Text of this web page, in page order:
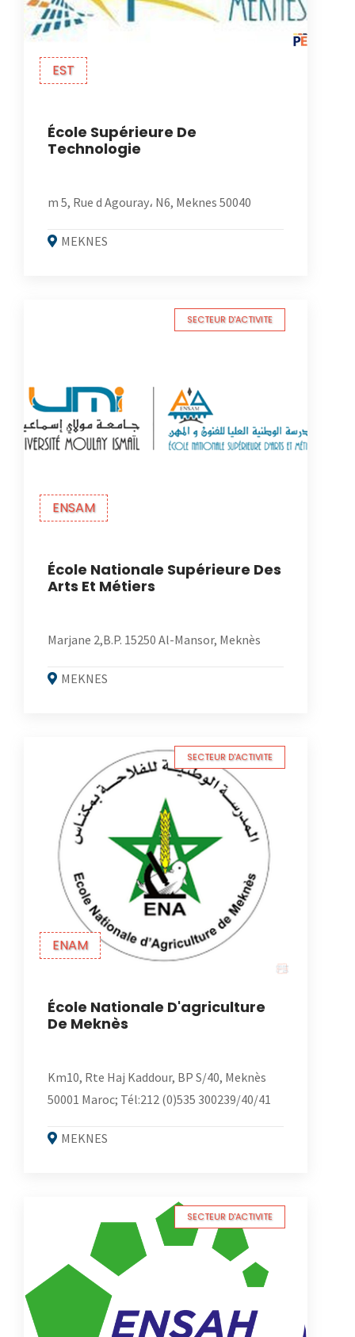
EST
École Supérieure De
Technologie
m 5, Rue d Agouray، N6, Meknes 50040
MEKNES
ENSAM
SECTEUR D'ACTIVITE
École Nationale Supérieure Des
Arts Et Métiers
Marjane 2,B.P. 15250 Al-Mansor, Meknès
MEKNES
ENAM
SECTEUR D'ACTIVITE
École Nationale D'agriculture
De Meknès
Km10, Rte Haj Kaddour, BP S/40, Meknès
50001 Maroc; Tél:212 (0)535 300239/40/41
MEKNES
SECTEUR D'ACTIVITE